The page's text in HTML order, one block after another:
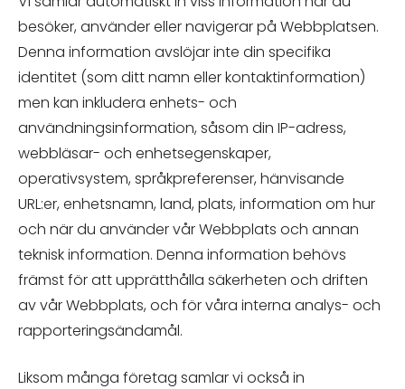
besöker, använder eller navigerar på Webbplatsen.
Denna information avslöjar inte din specifika
identitet (som ditt namn eller kontaktinformation)
men kan inkludera enhets- och
användningsinformation, såsom din IP-adress,
webbläsar- och enhetsegenskaper,
operativsystem, språkpreferenser, hänvisande
URL:er, enhetsnamn, land, plats, information om hur
och när du använder vår Webbplats och annan
teknisk information. Denna information behövs
främst för att upprätthålla säkerheten och driften
av vår Webbplats, och för våra interna analys- och
rapporteringsändamål.
Liksom många företag samlar vi också in